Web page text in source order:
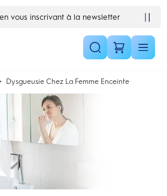
vous inscrivant à la newsletter
Dysgueusie Chez La Femme Enceinte